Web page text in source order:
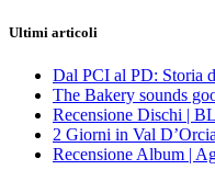
Ultimi articoli
Dal PCI al PD: Storia
The Bakery sounds
Recensione Dischi |
2 Giorni in Val
Recensione Album |